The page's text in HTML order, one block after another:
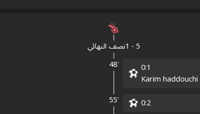
نصف النهائي1 -5
48'
0:1
Karim
55'
0:2